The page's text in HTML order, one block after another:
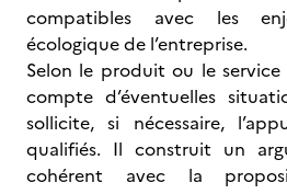
compatibles avec les
écologique de l’entreprise.
Selon le produit ou le
compte d’éventuelles
sollicite, si nécessaire,
qualifiés. Il construit un
cohérent avec la